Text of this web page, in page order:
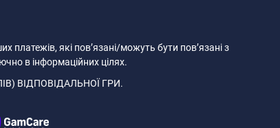
платежів, які пов’язані/можуть бути пов’язані з
в інформаційних цілях.
ВІДПОВІДАЛЬНОЇ ГРИ.